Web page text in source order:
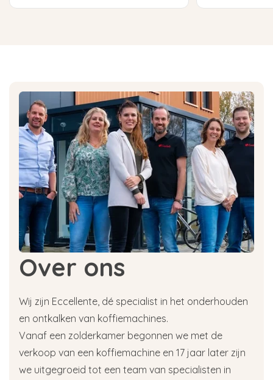
Over ons
Wij zijn Eccellente, dé specialist in het onderhouden
en ontkalken van koffiemachines.
Vanaf een zolderkamer begonnen we met de
verkoop van een koffiemachine en 17 jaar later zijn
we uitgegroeid tot een team van specialisten in